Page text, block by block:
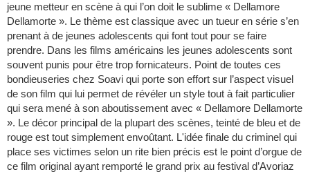
jeune metteur en scène à qui l’on doit le sublime « Dellamore
Dellamorte ». Le thème est classique avec un tueur en série s’en
prenant à de jeunes adolescents qui font tout pour se faire
prendre. Dans les films américains les jeunes adolescents sont
souvent punis pour être trop fornicateurs. Point de toutes ces
bondieuseries chez Soavi qui porte son effort sur l’aspect visuel
de son film qui lui permet de révéler un style tout à fait particulier
qui sera mené à son aboutissement avec « Dellamore Dellamorte
». Le décor principal de la plupart des scènes, teinté de bleu et de
rouge est tout simplement envoûtant. L'idée finale du criminel qui
place ses victimes selon un rite bien précis est le point d’orgue de
ce film original ayant remporté le grand prix au festival d’Avoriaz